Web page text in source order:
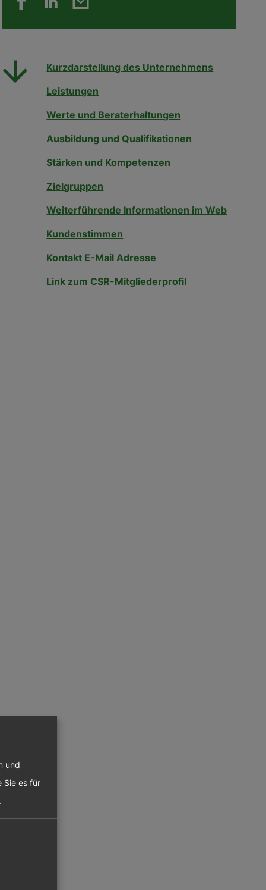
Kurzdarstellung des Unternehmens
Leistungen
Werte und Beraterhaltungen
Ausbildung und Qualifikationen
Stärken und Kompetenzen
Zielgruppen
Weiterführende Informationen im Web
Kundenstimmen
Kontakt E-Mail Adresse
Link zum CSR-Mitgliederprofil
und
Sie es für
.